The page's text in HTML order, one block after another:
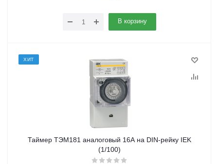
В корзину
ХИТ
Таймер ТЭМ181 аналоговый 16А на DIN-рейку IEK
(1/100)